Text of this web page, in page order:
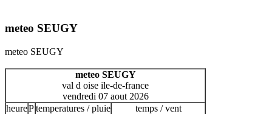
meteo SEUGY
meteo SEUGY
meteo SEUGY
val d oise ile-de-france
vendredi 07 aout 2026
heurePtemperatures / pluie temps / vent